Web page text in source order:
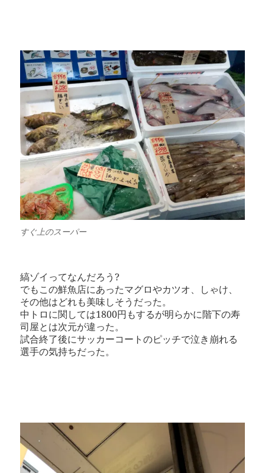
すぐ上のスーパー
縞ゾイってなんだろう?
でもこの鮮魚店にあったマグロやカツオ、しゃけ、
その他はどれも美味しそうだった。
中トロに関しては1800円もするが明らかに階下の寿
司屋とは次元が違った。
試合終了後にサッカーコートのピッチで泣き崩れる
選手の気持ちだった。